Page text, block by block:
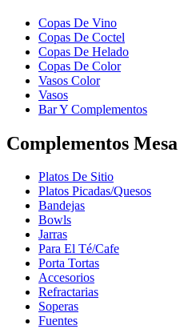
Copas De Vino
Copas De Coctel
Copas De Helado
Copas De Color
Vasos Color
Vasos
Bar Y Complementos
Complementos Mesa
Platos De Sitio
Platos Picadas/Quesos
Bandejas
Bowls
Jarras
Para El Té/Cafe
Porta Tortas
Accesorios
Refractarias
Soperas
Fuentes